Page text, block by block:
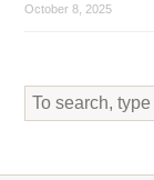
October 8, 2025